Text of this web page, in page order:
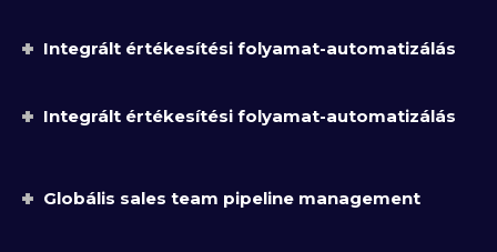
Integrált értékesítési folyamat-automatizálás
Integrált értékesítési folyamat-automatizálás
Globális sales team pipeline management